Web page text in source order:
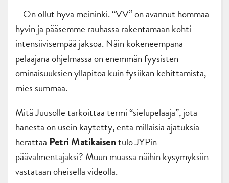
– On ollut hyvä meininki. “VV” on avannut hommaa
hyvin ja pääsemme rauhassa rakentamaan kohti
intensiivisempää jaksoa. Näin kokeneempana
pelaajana ohjelmassa on enemmän fyysisten
ominaisuuksien ylläpitoa kuin fysiikan kehittämistä,
mies summaa.
Mitä Juusolle tarkoittaa termi “sielupelaaja”, jota
hänestä on usein käytetty, entä millaisia ajatuksia
herättää Petri Matikaisentulo JYPin
päävalmentajaksi? Muun muassa näihin kysymyksiin
vastataan oheisella videolla.